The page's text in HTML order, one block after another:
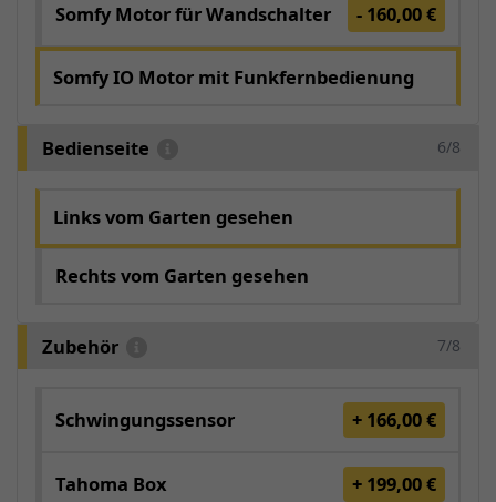
Somfy Motor für Wandschalter - 160,00 €
Somfy IO Motor mit Funkfernbedienung
Bedienseite 6/8
Links vom Garten gesehen
Rechts vom Garten gesehen
Zubehör 7/8
Schwingungssensor + 166,00 €
Tahoma Box + 199,00 €